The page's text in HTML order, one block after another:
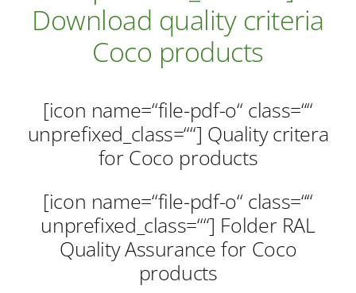
Verbraucher-Infos
Weitere Informationen
Hersteller
Download quality criteria
Coco products
[icon name=“file-pdf-o“ class=““
unprefixed_class=““] Quality critera
for Coco products
[icon name=“file-pdf-o“ class=““
unprefixed_class=““] Folder RAL
Quality Assurance for Coco
products